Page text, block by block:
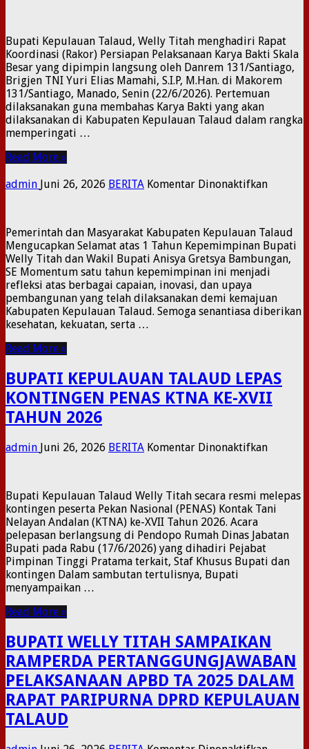
RAKOR
KARYA
BAKTI
SKALA
Bupati Kepulauan Talaud, Welly Titah menghadiri Rapat
Koordinasi (Rakor) Persiapan Pelaksanaan Karya Bakti Skala
Besar yang dipimpin langsung oleh Danrem 131/Santiago,
Brigjen TNI Yuri Elias Mamahi, S.I.P, M.Han. di Makorem
131/Santiago, Manado, Senin (22/6/2026). Pertemuan
dilaksanakan guna membahas Karya Bakti yang akan
dilaksanakan di Kabupaten Kepulauan Talaud dalam rangka
memperingati …
Read More »
admin Juni 26, 2026 BERITA Komentar Dinonaktifkanpada
Pemerintah dan Masyarakat Kabupaten Kepulauan Talaud
Mengucapkan Selamat atas 1 Tahun Kepemimpinan Bupati
Welly Titah dan Wakil Bupati Anisya Gretsya Bambungan,
SE Momentum satu tahun kepemimpinan ini menjadi
refleksi atas berbagai capaian, inovasi, dan upaya
pembangunan yang telah dilaksanakan demi kemajuan
Kabupaten Kepulauan Talaud. Semoga senantiasa diberikan
kesehatan, kekuatan, serta …
Read More »
BUPATI KEPULAUAN TALAUD LEPAS
KONTINGEN PENAS KTNA KE-XVII
TAHUN 2026
admin Juni 26, 2026 BERITA Komentar Dinonaktifkanpada
LEPAS
KTNA
XVII
​Bupati Kepulauan Talaud Welly Titah secara resmi melepas
kontingen peserta Pekan Nasional (PENAS) Kontak Tani
Nelayan Andalan (KTNA) ke-XVII Tahun 2026. Acara
pelepasan berlangsung di Pendopo Rumah Dinas Jabatan
Bupati pada Rabu (17/6/2026) yang dihadiri Pejabat
Pimpinan Tinggi Pratama terkait, Staf Khusus Bupati dan
kontingen ​Dalam sambutan tertulisnya, Bupati
menyampaikan …
Read More »
BUPATI WELLY TITAH SAMPAIKAN
RAMPERDA PERTANGGUNGJAWABAN
PELAKSANAAN APBD TA 2025 DALAM
RAPAT PARIPURNA DPRD KEPULAUAN
TALAUD